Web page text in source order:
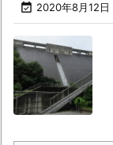
 2020年8月12日